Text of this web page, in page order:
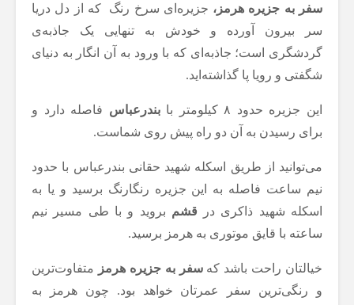
سفر به جزیره هرمز، جزیره‌ای سرخ رنگ که از دل دریا
سر بیرون آورده و خودش به تنهایی یک جاذبه‌ی
گردشگری است؛ جاذبه‌ای که با ورود به آن انگار به دنیای
شگفتی و رویا پا گذاشته‌اید.
این جزیره حدود ۸ کیلومتر با بندرعباس فاصله دارد و
برای رسیدن به آن دو راه پیش روی شماست.
می‌توانید از طریق اسکله شهید حقانی بندرعباس با حدود
نیم ساعت فاصله به این جزیره رنگارنگ برسید و یا به
اسکله شهید ذاکری در قشم بروید و با طی مسیر نیم
ساعته با قایق موتوری به هرمز برسید.
خیالتان راحت باشد کهسفر به جزیره هرمز
متفاوت‌ترین
و رنگی‌ترین سفر عمرتان خواهد بود. چون هرمز به